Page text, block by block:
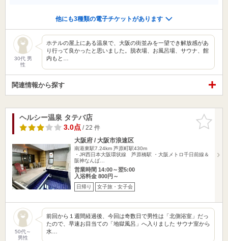
他にも3種類の電子チケットがあります
30代 男
性
ホテルの屋上にある温泉で、大阪の街並みを一望でき解放感があ
り行って良かったと思いました。脱衣場、お風呂場、サウナ、館
内もと…
関連情報から探す
お気に入
りに追加
ヘルシー温泉 タテバ店
3.0点/ 22 件
大阪府 / 大阪市浪速区
南港東駅7.24km 芦原町駅430m
・JR西日本大阪環状線 芦原橋駅 ・大阪メトロ千日前線＆
阪神なんば…
営業時間 14:00～翌5:00
入浴料金 800円～
日帰り 女子旅・女子会
50代～
男性
前回から１週間経過後、今回は奇数日で男性は「北側浴室」だっ
たので、早速お目当ての「地獄風呂」へ入りました サウナ室から
水…